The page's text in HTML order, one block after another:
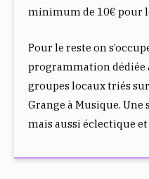
minimum de 10€ pour
Pour le reste on
programmation dédiée
groupes locaux triés
Grange à Musique.
mais aussi éclectique